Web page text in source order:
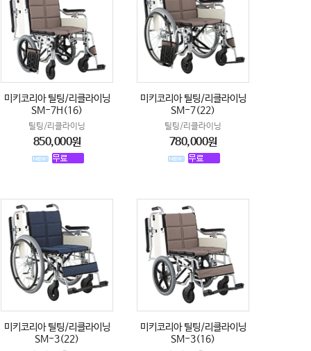
미키코리아 틸팅/리클라이닝
SM-7H(16)
틸팅/리클라이닝
850,000원
미키코리아 틸팅/리클라이닝
SM-7(22)
틸팅/리클라이닝
780,000원
미키코리아 틸팅/리클라이닝
SM-3(22)
미키코리아 틸팅/리클라이닝
SM-3(16)